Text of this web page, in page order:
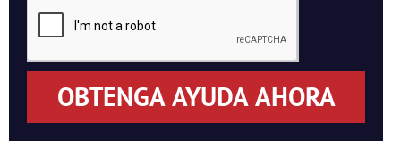
OBTENGA AYUDA AHORA